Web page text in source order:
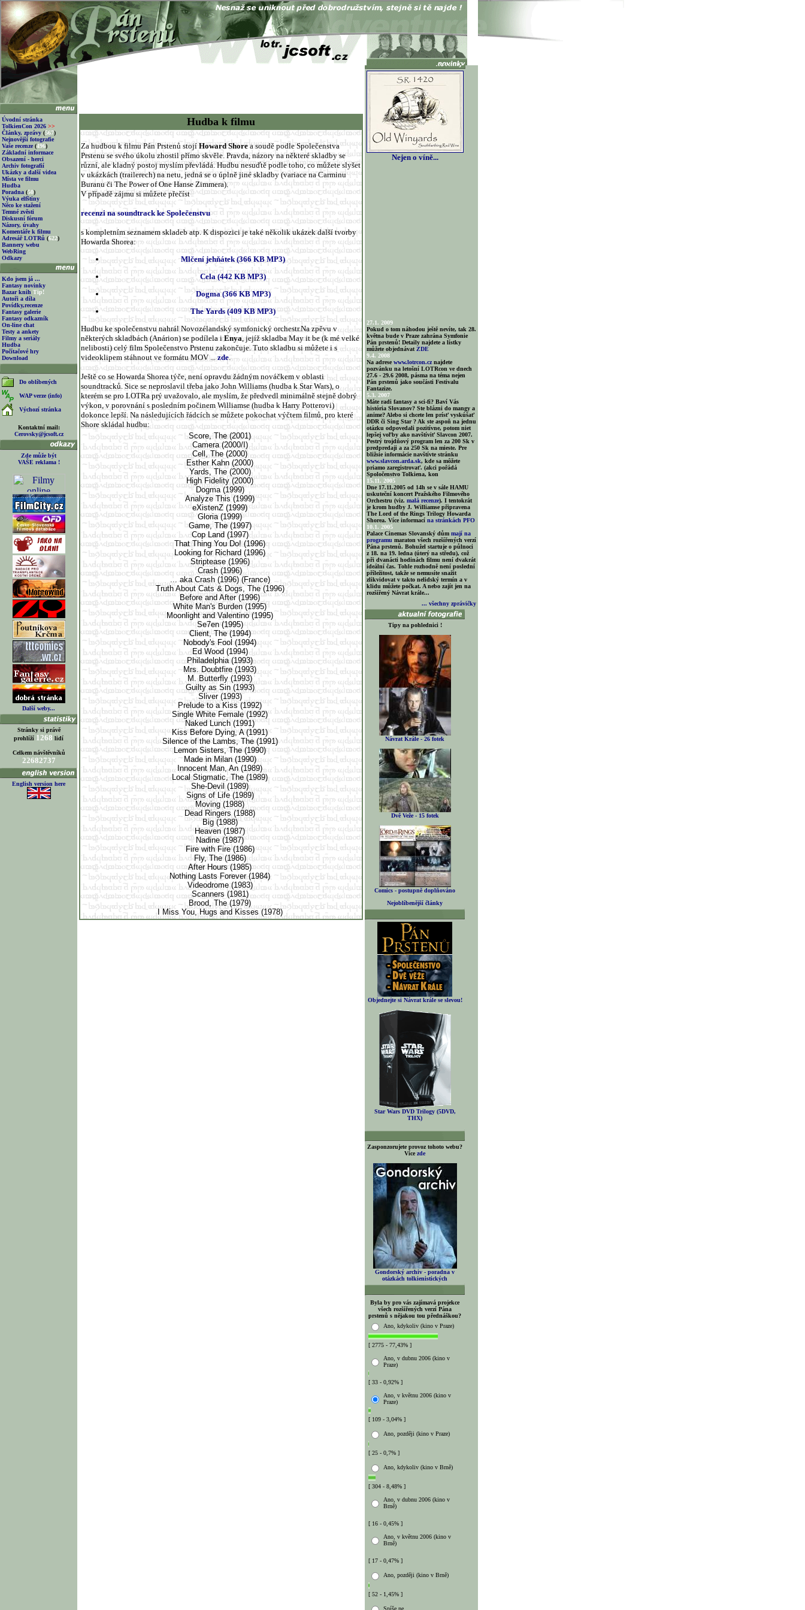
Úvodní stránka
TolkienCon 2026 >>
Články, zprávy (567)
Nejnovější fotografie
Vaše recenze (496)
Základní informace
Obsazení - herci
Archiv fotografií
Ukázky a další videa
Místa ve filmu
Hudba
Poradna (50)
Výuka elfštiny
Něco ke stažení
Temné zvěsti
Diskusní fórum
Názory, úvahy
Komentáře k filmu
Adresář LOTRů (622)
Bannery webu
WebRing
Odkazy
Kdo jsem já ...
Fantasy novinky
Bazar knih Tip!
Autoři a díla
Povídky,recenze
Fantasy galerie
Fantasy odkazník
On-line chat
Testy a ankety
Filmy a seriály
Hudba
Počítačové hry
Download
Do oblíbených
WAP verze (info)
Výchozí stránka
Kontaktní mail:
Cerovsky@jcsoft.cz
Zde může být
VAŠE reklama !
Další weby...
Stránky si právě
prohlíží 1268 lidí
Celkem návštěvníků
22682737
English version here
Hudba k filmu
Za hudbou k filmu Pán Prstenů stojíHoward Shorea soudě podle Společenstva
Prstenu se svého úkolu zhostil přímo skvěle. Pravda, názory na některé skladby se
různí, ale kladný postoj myslím převládá. Hudbu nesuďtě podle toho, co můžete slyšet
v ukázkách (trailerech) na netu, jedná se o úplně jiné skladby (variace na Carminu
Buranu či The Power of One Hanse Zimmera).
V případě zájmu si můžete přečíst
recenzi na soundtrack ke Společenstvu
s kompletním seznamem skladeb atp. K dispozici je také několik ukázek další tvorby
Howarda Shorea:
Mlčení jehňátek (366 KB MP3)
Cela (442 KB MP3)
Dogma (366 KB MP3)
The Yards (409 KB MP3)
Hudbu ke společenstvu nahrál Novozélandský symfonický orchestr.Na zpěvu v
některých skladbách (Anárion) se podílela iEnya, jejíž skladba May it be (k mé velké
nelibosti) celý film Společenstvo Prstenu zakončuje. Tuto skladbu si můžete i s
videoklipem stáhnout ve formátu MOV ...zde.
Ještě co se Howarda Shorea týče, není opravdu žádným nováčkem v oblasti
soundtracků. Sice se neproslavil třeba jako John Williams (hudba k Star Wars), o
kterém se pro LOTRa prý uvažovalo, ale myslím, že předvedl minimálně stejně dobrý
výkon, v porovnání s posledním počinem Williamse (hudba k Harry Potterovi)
dokonce lepší. Na následujících řádcích se můžete pokochat výčtem filmů, pro které
Shore skládal hudbu:
Score, The (2001)
Camera (2000/I)
Cell, The (2000)
Esther Kahn (2000)
Yards, The (2000)
High Fidelity (2000)
Dogma (1999)
Analyze This (1999)
eXistenZ (1999)
Gloria (1999)
Game, The (1997)
Cop Land (1997)
That Thing You Do! (1996)
Looking for Richard (1996)
Striptease (1996)
Crash (1996)
... aka Crash (1996) (France)
Truth About Cats & Dogs, The (1996)
Before and After (1996)
White Man's Burden (1995)
Moonlight and Valentino (1995)
Se7en (1995)
Client, The (1994)
Nobody's Fool (1994)
Ed Wood (1994)
Philadelphia (1993)
Mrs. Doubtfire (1993)
M. Butterfly (1993)
Guilty as Sin (1993)
Sliver (1993)
Prelude to a Kiss (1992)
Single White Female (1992)
Naked Lunch (1991)
Kiss Before Dying, A (1991)
Silence of the Lambs, The (1991)
Lemon Sisters, The (1990)
Made in Milan (1990)
Innocent Man, An (1989)
Local Stigmatic, The (1989)
She-Devil (1989)
Signs of Life (1989)
Moving (1988)
Dead Ringers (1988)
Big (1988)
Heaven (1987)
Nadine (1987)
Fire with Fire (1986)
Fly, The (1986)
After Hours (1985)
Nothing Lasts Forever (1984)
Videodrome (1983)
Scanners (1981)
Brood, The (1979)
I Miss You, Hugs and Kisses (1978)
Nejen o víně...
27.1. 2009
Pokud o tom náhodou ještě nevíte, tak 28.
května bude v Praze zahrána Symfonie
Pán prstenů! Detaily najdete a lístky
můžete objednávat ZDE
9.4. 2008
Na adrese www.lotrcon.cznajdete
pozvánku na letošní LOTRcon ve dnech
27.6 - 29.6 2008, pásma na téma nejen
Pán prstenů jako součásti Festivalu
Fantazize.
5.3. 2007
Máte radi fantasy a sci-fi? Baví Vás
história Slovanov? Ste blázni do mangy a
anime? Alebo si chcete len prísť vyskúšať
DDR či Sing Star ? Ak ste aspoň na jednu
otázku odpovedali pozitívne, potom niet
lepšej voľby ako navštíviť Slavcon 2007.
Pestrý trojdňový program len za 200 Sk v
predpredaji a za 250 Sk na mieste. Pre
bližsie informácie navštívte stránku
www.slavcon.arda.sk, kde sa môžete
priamo zaregistrovať. (akci pořádá
Spoločenstvo Tolkiena, kon
15.11. 2005
Dne 17.11.2005 od 14h se v sále HAMU
uskuteční koncert Pražského Filmového
Orchestru (viz. malá recenze). I tentokrát
je krom hudby J. Williamse připravena
The Lord of the Rings Trilogy Howarda
Shorea. Více informací na stránkách PFO
10.1. 2005
Palace Cinemas Slovanský dům mají na
programu maraton všech rozšířených verzí
Pána prstenů. Bohužel startuje o půlnoci
z 18. na 19. ledna (úterý na středu), což
při dvanácti hodinách filmu není dvakrát
ideální čas. Tohle rozhodně není poslední
příležitost, takže se nemusíte snažit
zlikvidovat v takto nelidský termín a v
klidu můžete počkat. A nebo zajít jen na
rozšířený Návrat krále...
... všechny zprávičky
Tipy na pohlednici !
Návrat Krále - 26 fotek
Dvě Veže - 15 fotek
Comics - postupně doplňováno
Nejoblíbenější články
Objednejte si Návrat krále se slevou!
Star Wars DVD Trilogy (5DVD,
THX)
Zasponzorujete provoz tohoto webu?
Více zde
Gondorský archiv - poradna v
otázkách tolkienistických
Byla by pro vás zajímavá projekce
všech rozšířených verzí Pána
prstenů s nějakou tou přednáškou?
Ano, kdykoliv (kino v Praze)
[ 2775 - 77,43% ]
Ano, v dubnu 2006 (kino v
Praze)
[ 33 - 0,92% ]
Ano, v květnu 2006 (kino v
Praze)
[ 109 - 3,04% ]
Ano, později (kino v Praze)
[ 25 - 0,7% ]
Ano, kdykoliv (kino v Brně)
[ 304 - 8,48% ]
Ano, v dubnu 2006 (kino v
Brně)
[ 16 - 0,45% ]
Ano, v květnu 2006 (kino v
Brně)
[ 17 - 0,47% ]
Ano, později (kino v Brně)
[ 52 - 1,45% ]
Spíše ne